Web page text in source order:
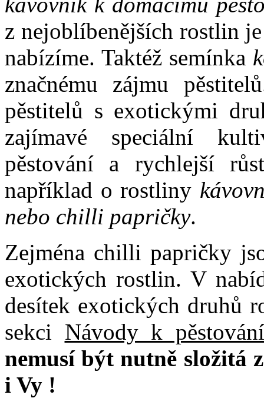
z nejoblíbenějších rostlin
nabízíme. Taktéž semínka
značnému zájmu
pěstitelů s exotickými
zajímavé speciální
pěstování a rychlejší
například o rostliny
nebo chilli papričky.
Zejména chilli papričky
exotických rostlin. V
desítek exotických druhů
sekci Návody k
nemusí být nutně složitá
i Vy !